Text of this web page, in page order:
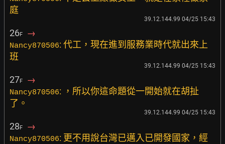
庭
39.12.144.99 04/25 15:43
26F →
Nancy870506: 代工，現在進到服務業時代就出來上
班
39.12.144.99 04/25 15:43
27F →
Nancy870506: ，所以你這命題從一開始就在胡扯
了。
39.12.144.99 04/25 15:43
28F →
Nancy870506: 更不用說台灣已邁入已開發國家，經